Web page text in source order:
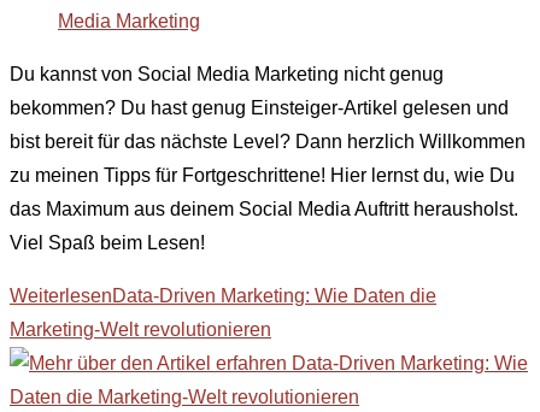
Media Marketing
Du kannst von Social Media Marketing nicht genug
bekommen? Du hast genug Einsteiger-Artikel gelesen und
bist bereit für das nächste Level? Dann herzlich Willkommen
zu meinen Tipps für Fortgeschrittene! Hier lernst du, wie Du
das Maximum aus deinem Social Media Auftritt herausholst.
Viel Spaß beim Lesen!
WeiterlesenData-Driven Marketing: Wie Daten die
Marketing-Welt revolutionieren